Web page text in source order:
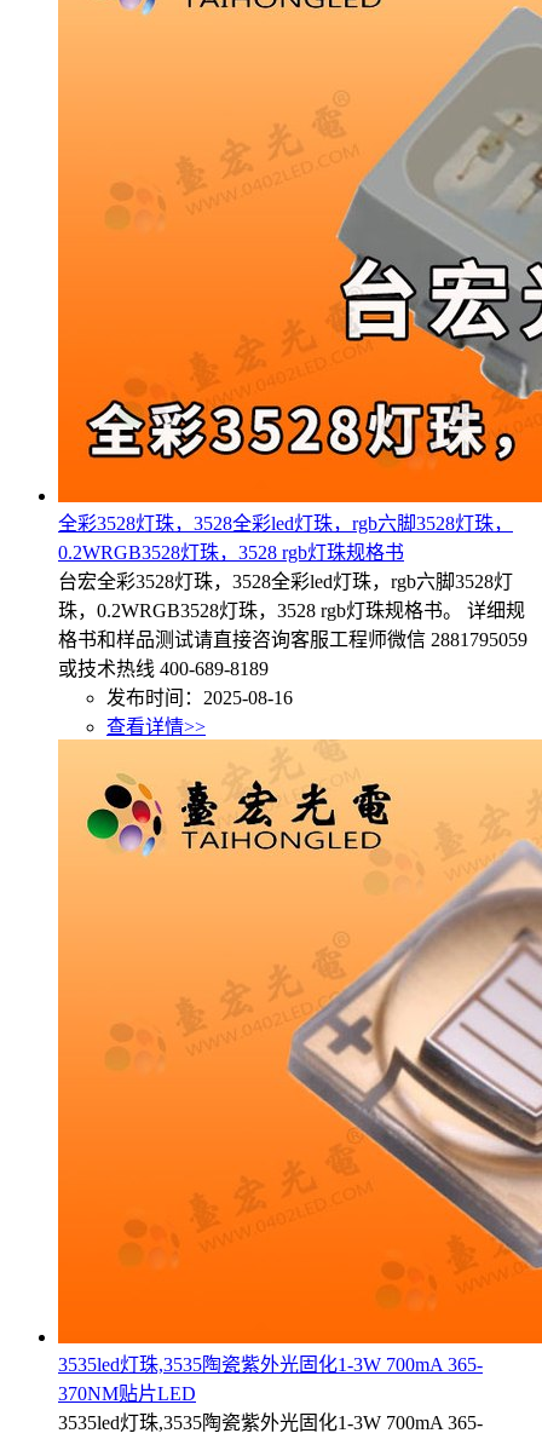
全彩3528灯珠，3528全彩led灯珠，rgb六脚3528灯珠，
0.2WRGB3528灯珠，3528 rgb灯珠规格书
台宏全彩3528灯珠，3528全彩led灯珠，rgb六脚3528灯
珠，0.2WRGB3528灯珠，3528 rgb灯珠规格书。 详细规
格书和样品测试请直接咨询客服工程师微信 2881795059
或技术热线 400-689-8189
发布时间：2025-08-16
查看详情>>
3535led灯珠,3535陶瓷紫外光固化1-3W 700mA 365-
370NM贴片LED
3535led灯珠,3535陶瓷紫外光固化1-3W 700mA 365-